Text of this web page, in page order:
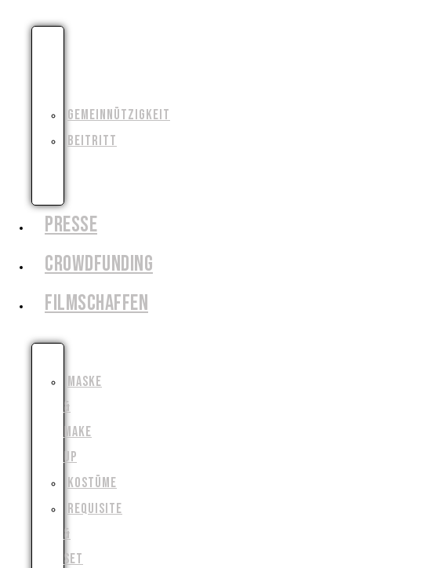
GEMEINNÜTZIGKEIT
BEITRITT
PRESSE
CROWDFUNDING
FILMSCHAFFEN
MASKE
&
MAKE
UP
KOSTÜME
REQUISITE
&
SET